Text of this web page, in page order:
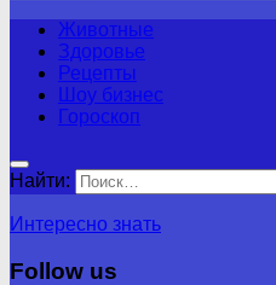
Животные
Здоровье
Рецепты
Шоу бизнес
Гороскоп
Найти:
Интересно знать
Follow us